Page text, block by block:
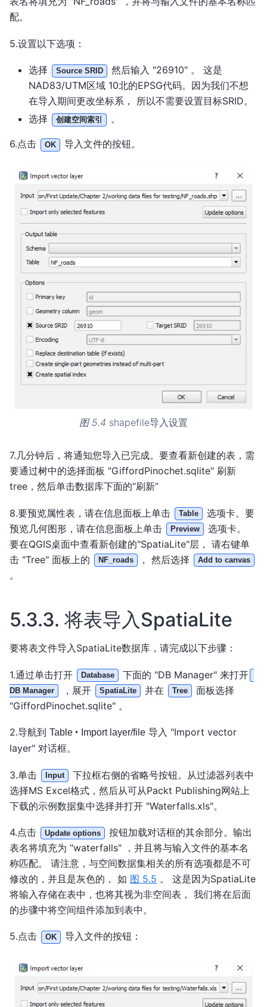
配。
5.设置以下选项：
选择 Source SRID
然后输入 "26910" 。 这是
NAD83/UTM区域 10北的EPSG代码。因为我们不想
在导入期间更改坐标系， 所以不需要设置目标SRID。
选择
创建空间索引 。
6.点击 OK 导入文件的按钮。
图 5.4 shapefile导入设置
7.几分钟后，将通知您导入已完成。要查看新创建的表，需
要通过树中的选择面板 "GiffordPinochet.sqlite" 刷新
tree，然后单击数据库下面的“刷新”
8.要预览属性表，请在信息面板上单击 Table
选项卡。要
预览几何图形，请在信息面板上单击
Preview
选项卡。
要在QGIS桌面中查看新创建的"SpatiaLite"层， 请右键单
击 "Tree" 面板上的
NF_roads ， 然后选择 Add to canvas
。
5.3.3. 将表导入SpatiaLite
要将表文件导入SpatiaLite数据库，请完成以下步骤：
1.通过单击打开 Database 下面的 "DB Manager" 来打开
DB Manager ，展开 SpatiaLite 并在 Tree
面板选择
"GiffordPinochet.sqlite" 。
2.导航到 Table ‣ Import layer/file 导入 "Import vector
layer" 对话框。
3.单击 Input
下拉框右侧的省略号按钮。从过滤器列表中
选择MS Excel格式，然后从可从Packt Publishing网站上
下载的示例数据集中选择并打开 "Waterfalls.xls"。
4.点击 Update options
按钮加载对话框的其余部分。输出
表名将填充为 "waterfalls" ，并且将与输入文件的基本名
称匹配。 请注意，与空间数据集相关的所有选项都是不可
修改的，并且是灰色的， 如 图 5.5 。 这是因为SpatiaLite
将输入存储在表中，也将其视为非空间表， 我们将在后面
的步骤中将空间组件添加到表中。
5.点击 OK 导入文件的按钮：